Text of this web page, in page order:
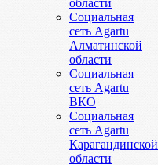
области
Социальная
сеть Agartu
Алматинской
области
Социальная
сеть Agartu
ВКО
Социальная
сеть Agartu
Карагандинской
области